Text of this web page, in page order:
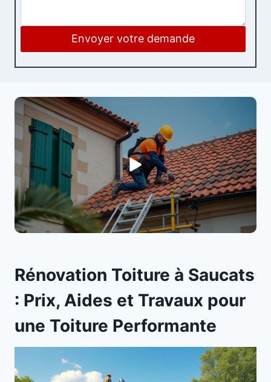
Envoyer votre demande
Rénovation Toiture à Saucats
: Prix, Aides et Travaux pour
une Toiture Performante